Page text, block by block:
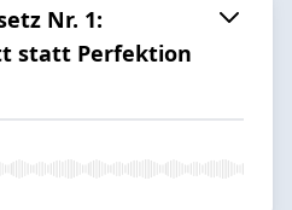
Nr. 1:
statt Perfektion